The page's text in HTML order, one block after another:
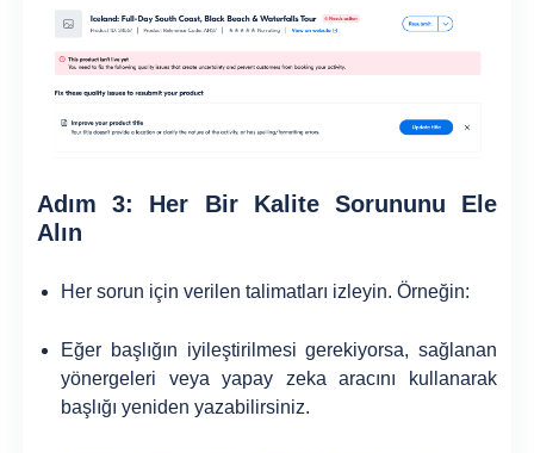
Adım 3: Her Bir Kalite Sorununu Ele
Alın
Her sorun için verilen talimatları izleyin. Örneğin:
Eğer başlığın iyileştirilmesi gerekiyorsa, sağlanan
yönergeleri veya yapay zeka aracını kullanarak
başlığı yeniden yazabilirsiniz.